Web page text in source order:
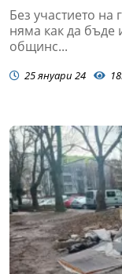
Без участието
няма как да бъде
общинс...
25 януари 24